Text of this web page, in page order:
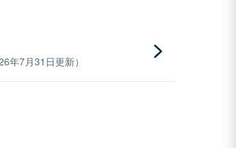
年7月31日更新）